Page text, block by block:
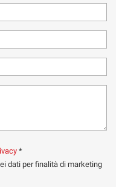
*
dati per finalità di marketing